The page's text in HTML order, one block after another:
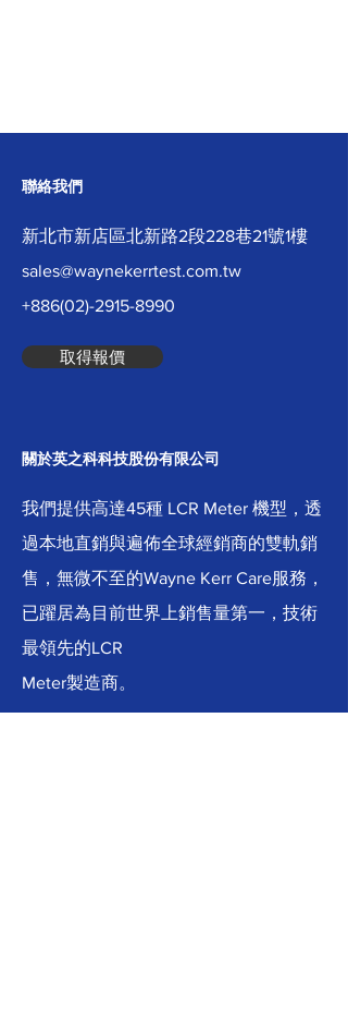
聯絡我們
新北市新店區北新路2段228巷21號1樓
sales@waynekerrtest.com.tw
+886(02)-2915-8990
取得報價
關於英之科科技股份有限公司
我們提供高達45種 LCR Meter 機型，透
過本地直銷與遍佈全球經銷商的雙軌銷
售，無微不至的Wayne Kerr Care服務，
已躍居為目前世界上銷售量第一，技術
最領先的LCR
Meter製造商。